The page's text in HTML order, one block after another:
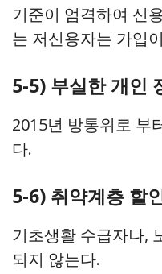
기준이 엄격하여 신
는 저신용자는 가입
5-5) 부실한 개인
2015년 방통위로 부
다.
5-6) 취약계층 할
기초생활 수급자나,
되지 않는다.